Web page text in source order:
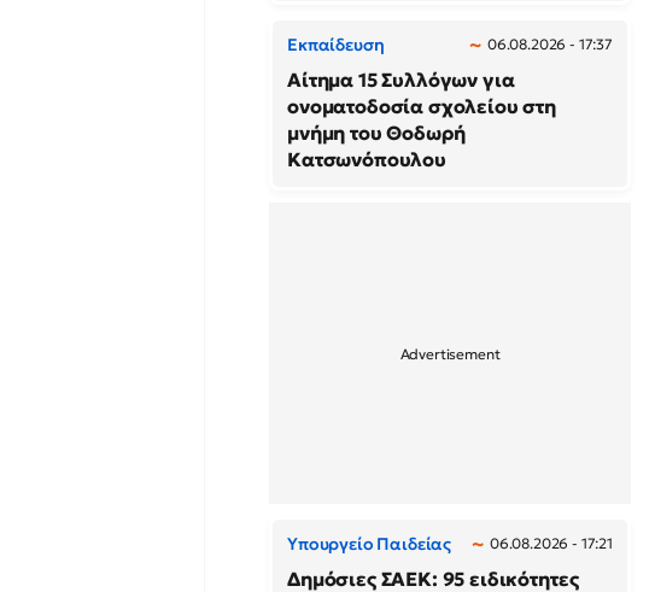
Εκπαίδευση 06.08.2026 - 17:37
Αίτημα 15 Συλλόγων για
ονοματοδοσία σχολείου στη
μνήμη του Θοδωρή
Κατσωνόπουλου
Υπουργείο Παιδείας 06.08.2026 - 17:21
Δημόσιες ΣΑΕΚ: 95 ειδικότητες